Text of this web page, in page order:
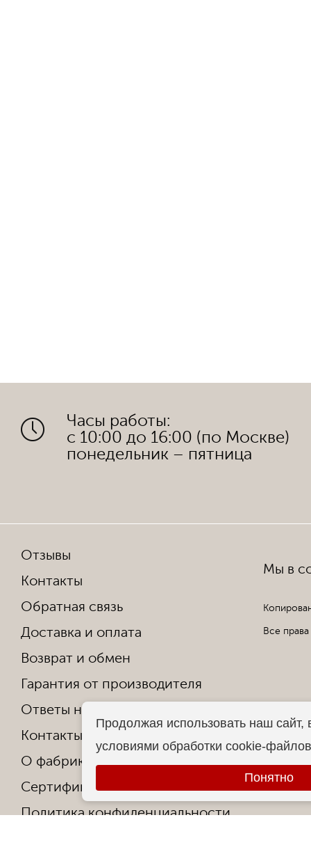
Часы работы:
с 10:00 до 16:00 (по Москве)
понедельник – пятница
Отзывы
Контакты
Обратная связь
Доставка и оплата
Возврат и обмен
Гарантия от производителя
Ответы на частые вопросы
Контакты
О фабрике
Сертификаты и награды
Политика конфиденциальности
Мы в
Все
Продолжая использовать наш сайт,
условиями обработки cookie-
Понятно